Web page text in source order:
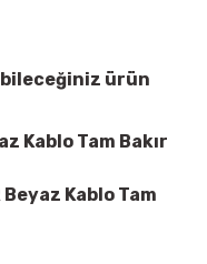
ürün
Kablo Tam Bakır
Beyaz Kablo Tam